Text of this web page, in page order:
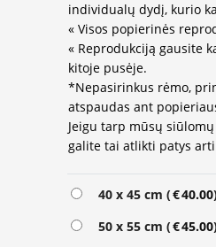
individualų dydį, kurio
« Visos popierinės
« Reprodukciją gausite
kitoje pusėje.
*Nepasirinkus rėmo,
atspaudas ant
Jeigu tarp mūsų
galite tai atlikti patys
40 x 45 cm (€40.00
50 x 55 cm (€45.00
Alternative: